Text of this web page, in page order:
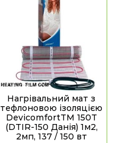
Нагрівальний мат з
тефлоновою ізоляцією
DevicomfortTM 150T
(DTIR-150 Данія) 1м2,
2мп, 137 / 150 вт